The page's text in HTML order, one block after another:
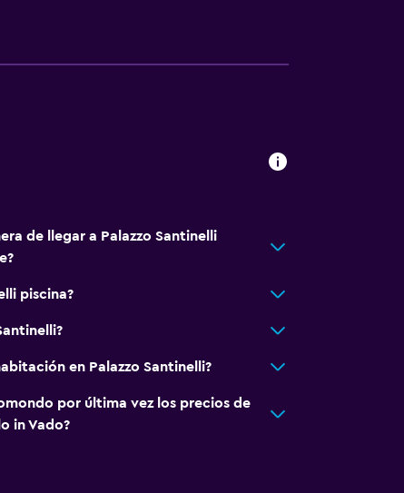
de llegar a Palazzo Santinelli
piscina?
en Palazzo Santinelli?
por última vez los precios de
in Vado?